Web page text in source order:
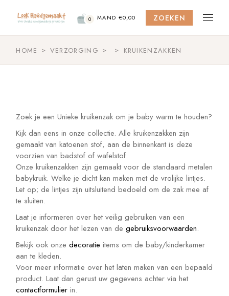
content
0 MAND €0,00 ZOEKEN
HOME VERZORGING KRUIKENZAKKEN
Zoek je een Unieke kruikenzak om je baby warm te houden?
Kijk dan eens in onze collectie. Alle kruikenzakken zijn
gemaakt van katoenen stof, aan de binnenkant is deze
voorzien van badstof of wafelstof.
Onze kruikenzakken zijn gemaakt voor de standaard metalen
babykruik. Welke je dicht kan maken met de vrolijke lintjes.
Let op; de lintjes zijn uitsluitend bedoeld om de zak mee af
te sluiten.
Laat je informeren over het veilig gebruiken van een
kruikenzak door het lezen van degebruiksvoorwaarden.
Bekijk ook onzedecoratie items om de baby/kinderkamer
aan te kleden.
Voor meer informatie over het laten maken van een bepaald
product. Laat dan gerust uw gegevens achter via het
contactformulier in.